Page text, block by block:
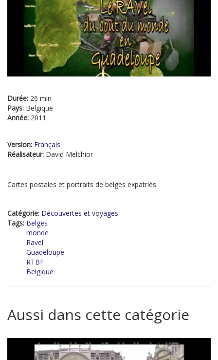
Durée: 26 min
Pays: Belgique
Année: 2011
Version: Français
Réalisateur: David Melchior
Cartes postales et portraits de belges expatriés.
Catégorie: Découvertes et voyages
Tags: Belges
monde
Ravel
Guadeloupe
RTBF
Belgique
Aussi dans cette catégorie